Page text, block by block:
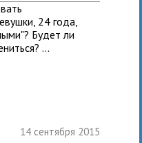
24 года,
Будет ли
...
14 сентября 2015